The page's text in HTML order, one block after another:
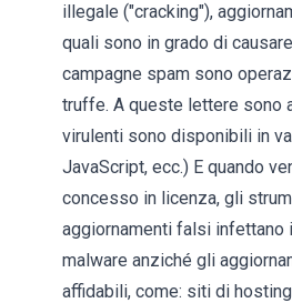
illegale ("cracking"),
quali sono in grado di
campagne spam sono
truffe. A queste lettere sono
virulenti sono disponibili in
JavaScript, ecc.) E quando
concesso in licenza, gli
aggiornamenti falsi
malware anziché gli
affidabili, come: siti di